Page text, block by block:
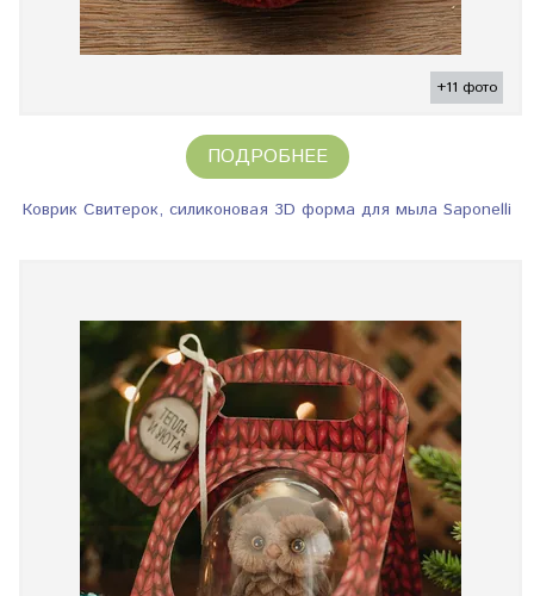
+11 фото
ПОДРОБНЕЕ
Коврик Свитерок, силиконовая 3D форма для мыла Saponelli